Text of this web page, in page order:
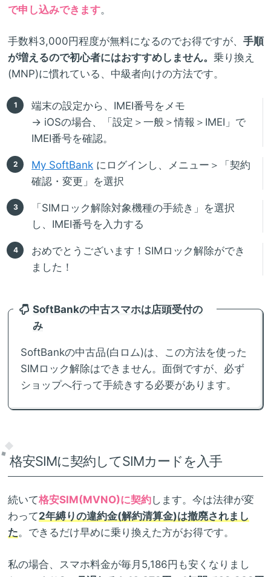
で申し込みできます。
手数料3,000円程度が無料になるのでお得ですが、 手順
が増えるので初心者にはおすすめしません。 乗り換え
(MNP)に慣れている、中級者向けの方法です。
端末の設定から、IMEI番号をメモ
→ iOSの場合、「設定＞一般＞情報＞IMEI」で
IMEI番号を確認。
My SoftBank にログインし、メニュー＞「契約
確認・変更」を選択
「SIMロック解除対象機種の手続き」を選択
し、IMEI番号を入力する
おめでとうございます！SIMロック解除ができ
ました！
SoftBankの中古スマホは店頭受付の
み
SoftBankの中古品(白ロム)は、この方法を使った
SIMロック解除はできません。面倒ですが、必ず
ショップへ行って手続きする必要があります。
格安SIMに契約してSIMカードを入手
続いて格安SIM(MVNO)に契約します。今は法律が変
わって2年縛りの違約金(解約清算金)は撤廃されまし
た。できるだけ早めに乗り換えた方がお得です。
私の場合、スマホ料金が毎月5,186円も安くなりまし